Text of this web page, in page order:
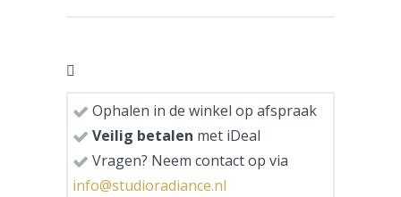
Ophalen in de winkel op afspraak
Veilig betalen met iDeal
Vragen? Neem contact op via
info@studioradiance.nl